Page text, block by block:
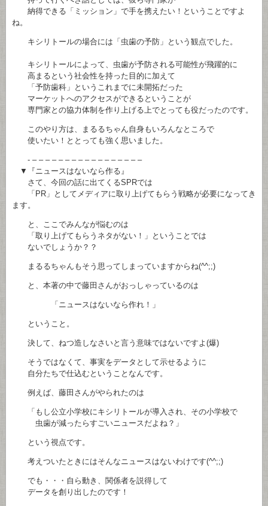
納得できる「ミッション」で手を携えたい！ということですよ
ね。
キシリトールの場合には「虫歯の予防」という観点でした。
キシリトールによって、虫歯が予防される可能性が飛躍的に
高まるという社会性を持った目的に加えて
「予防歯科」というこれまでに未開拓だった
マーケットへのアクセスができるということが
専門家との協力体制を作り上げる上でとっても役だったのです。
このやり方は、まるるちゃん自身もいろんなところで
使いたい！ととっても強く思いました。
- – – – – – – – – – – – – – – – – –
▼『ニュースはないなら作る』
さて、今回の話に出てくるSPRでは
「PR」としてメディアに取り上げてもらう戦略が必要になってき
ます。
と、ここでみんなが悩むのは
「取り上げてもらうネタがない！」ということでは
ないでしょうか？？
まるるちゃんもそう思ってしまっていますからね(^^;;)
と、本著の中で藤田さんがおっしゃっているのは
「ニュースはないなら作れ！」
ということ。
決して、ねつ造しなさいと言う意味ではないですよ(爆)
そうではなくて、事実をデータとして示せるように
自分たちで仕込むということなんです。
例えば、藤田さんがやられたのは
「もし公立小学校にキシリトールが導入され、その小学校で
虫歯が減ったらすごいニュースだよね？」
という視点です。
考えついたときにはそんなニュースはないわけです(^^;;)
でも・・・自ら動き、関係者を説得して
データを創り出したのです！